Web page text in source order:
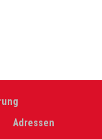
Adressen